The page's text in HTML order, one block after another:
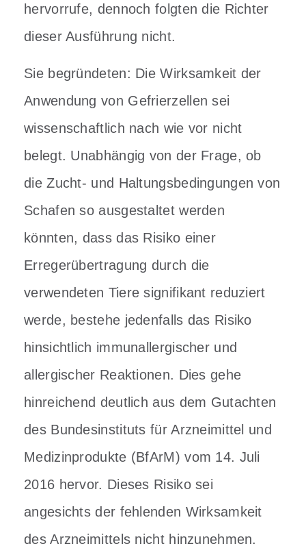
hervorrufe, dennoch folgten die Richter
dieser Ausführung nicht.
Sie begründeten: Die Wirksamkeit der
Anwendung von Gefrierzellen sei
wissenschaftlich nach wie vor nicht
belegt. Unabhängig von der Frage, ob
die Zucht- und Haltungsbedingungen von
Schafen so ausgestaltet werden
könnten, dass das Risiko einer
Erregerübertragung durch die
verwendeten Tiere signifikant reduziert
werde, bestehe jedenfalls das Risiko
hinsichtlich immunallergischer und
allergischer Reaktionen. Dies gehe
hinreichend deutlich aus dem Gutachten
des Bundesinstituts für Arzneimittel und
Medizinprodukte (BfArM) vom 14. Juli
2016 hervor. Dieses Risiko sei
angesichts der fehlenden Wirksamkeit
des Arzneimittels nicht hinzunehmen.